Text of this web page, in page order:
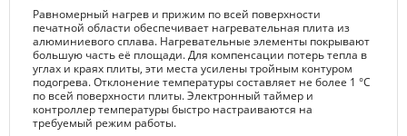
Равномерный нагрев и прижим по всей поверхности
печатной области обеспечивает нагревательная плита из
алюминиевого сплава. Нагревательные элементы покрывают
большую часть её площади. Для компенсации потерь тепла в
углах и краях плиты, эти места усилены тройным контуром
подогрева. Отклонение температуры составляет не более 1 °С
по всей поверхности плиты. Электронный таймер и
контроллер температуры быстро настраиваются на
требуемый режим работы.